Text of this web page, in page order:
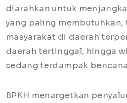
diarahkan untuk
yang paling membutuhkan,
masyarakat di daerah
daerah tertinggal, hingga
sedang terdampak
BPKH menargetkan